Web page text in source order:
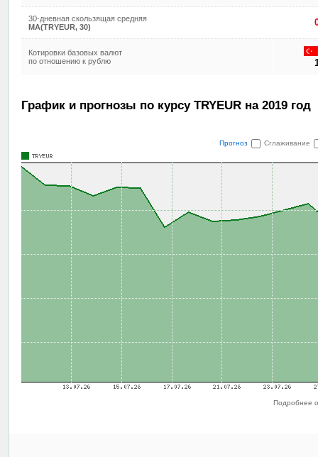
30-дневная скользящая средняя
MA(TRYEUR, 30)
Котировки базовых валют
по отношению к рублю
График и прогнозы по курсу TRYEUR на 2019 год
Прогноз Сглаживание
Подробнее